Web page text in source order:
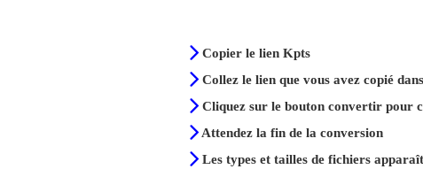
Copier le lien Kpts
Collez le lien que vous avez copié
Cliquez sur le bouton convertir pour
Attendez la fin de la conversion
Les types et tailles de fichiers